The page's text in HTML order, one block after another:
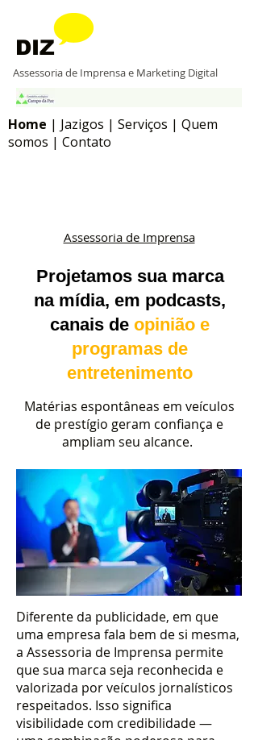
DIZ
Assessoria de Imprensa e Marketing Digital
Home | Jazigos | Serviços | Quem
somos | Contato
Assessoria de Imprensa
Projetamos sua marca
na mídia, em podcasts,
canais de opinião e
programas de
entretenimento
Matérias espontâneas em veículos
de prestígio geram confiança e
ampliam seu alcance.
Diferente da publicidade, em que
uma empresa fala bem de si mesma,
a Assessoria de Imprensa permite
que sua marca seja reconhecida e
valorizada por veículos jornalísticos
respeitados. Isso significa
visibilidade com credibilidade —